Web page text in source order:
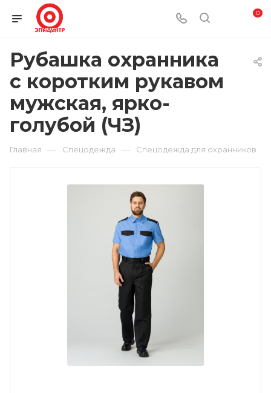
0
Рубашка охранника
с коротким рукавом
мужская, ярко-
голубой (ЧЗ)
Главная — Спецодежда — Спецодежда для охранников